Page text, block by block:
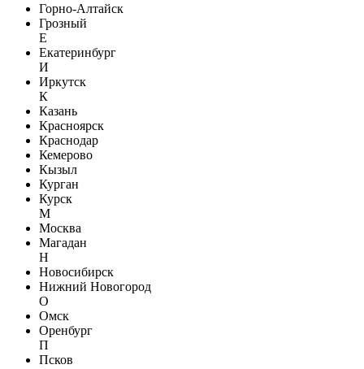
Горно-Алтайск
Грозный
Е
Екатеринбург
И
Иркутск
К
Казань
Красноярск
Краснодар
Кемерово
Кызыл
Курган
Курск
М
Москва
Магадан
Н
Новосибирск
Нижний Новогород
О
Омск
Оренбург
П
Псков